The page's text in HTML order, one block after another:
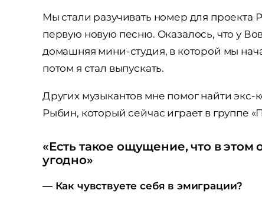
Мы стали разучивать номер для
первую новую песню. Оказалось, что у
домашняя мини-студия, в которой мы
потом я стал выпускать.
Других музыкантов мне помог найти экс-
Рыбин, который сейчас играет в группе
«Есть такое ощущение, что в
угодно»
— Как чувствуете себя в эмиграции?